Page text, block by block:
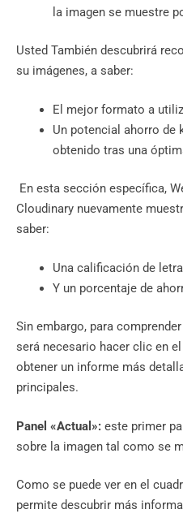
la imagen se muestre
Usted También descubrirá
su imágenes, a saber:
El mejor formato a
Un potencial ahorro de
obtenido tras una
En esta sección específica,
Cloudinary nuevamente
saber:
Una calificación de letra
Y un porcentaje de
Sin embargo, para
será necesario hacer clic en
obtener un informe más
principales.
Panel «Actual»: este primer
sobre la imagen tal como se
Como se puede ver en el
permite descubrir más